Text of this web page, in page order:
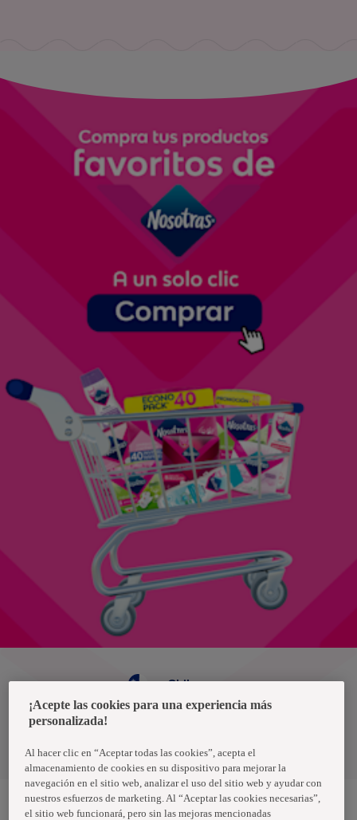
Términos y condiciones
Chile
¡Acepte las cookies para una experiencia más
personalizada!
Al hacer clic en “Aceptar todas las cookies”, acepta el
almacenamiento de cookies en su dispositivo para mejorar la
navegación en el sitio web, analizar el uso del sitio web y ayudar con
nuestros esfuerzos de marketing. Al “Aceptar las cookies necesarias”,
el sitio web funcionará, pero sin las mejoras mencionadas